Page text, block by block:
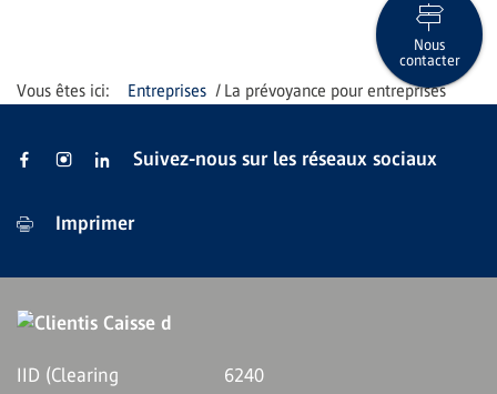
Entreprises La prévoyance pour entreprises
Nous
contacter
Suivez-nous sur les réseaux sociaux
Imprimer
IID (Clearing 6240